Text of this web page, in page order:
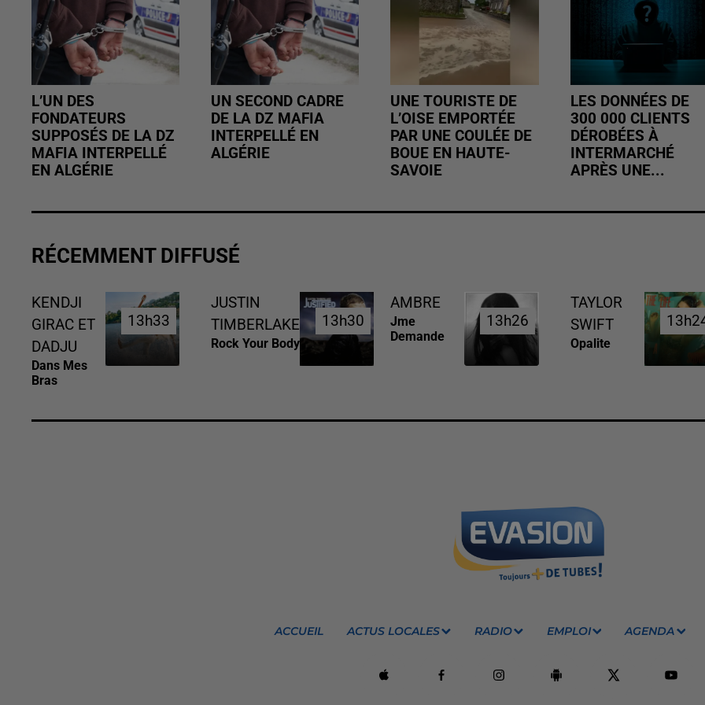
L’UN DES
FONDATEURS
SUPPOSÉS DE LA DZ
MAFIA INTERPELLÉ
EN ALGÉRIE
UN SECOND CADRE
DE LA DZ MAFIA
INTERPELLÉ EN
ALGÉRIE
UNE TOURISTE DE
L’OISE EMPORTÉE
PAR UNE COULÉE DE
BOUE EN HAUTE-
SAVOIE
LES DONNÉES DE
300 000 CLIENTS
DÉROBÉES À
INTERMARCHÉ
APRÈS UNE...
RÉCEMMENT DIFFUSÉ
KENDJI
GIRAC ET
DADJU
Dans Mes
Bras
13h33
13h33
JUSTIN
TIMBERLAKE
Rock Your Body
13h30
13h30
AMBRE
Jme
Demande
13h26
13h26
TAYLOR
SWIFT
Opalite
ACCUEIL ACTUS LOCALES RADIO EMPLOI AGENDA